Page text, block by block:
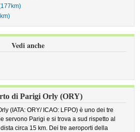
Vedi anche
di Parigi Orly (ORY)
(IATA: ORY/ ICAO: LFPO) è uno dei tre
servono Parigi e si trova a sud rispetto al
circa 15 km. Dei tre aeroporti della